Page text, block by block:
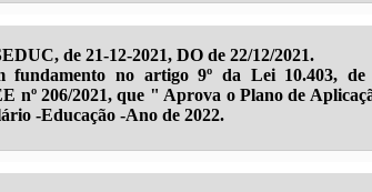
de 21-12-2021, DO de 22/12/2021.
fundamento no artigo 9º da Lei 10.403,
nº 206/2021, que " Aprova o Plano de
-Educação -Ano de 2022.